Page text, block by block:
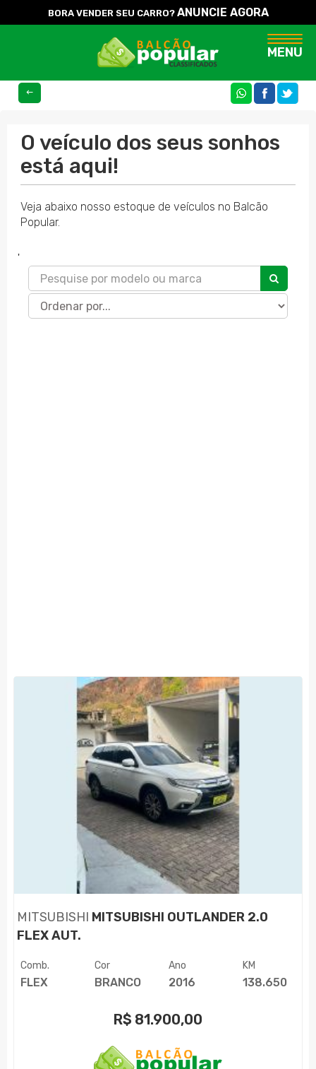
BORA VENDER SEU CARRO? ANUNCIE AGORA
MENU
O veículo dos seus sonhos
está aqui!
Veja abaixo nosso estoque de veículos no Balcão
Popular.
'
MITSUBISHI MITSUBISHI OUTLANDER 2.0
FLEX AUT.
Comb.
FLEX
Cor
BRANCO
Ano
2016
KM
138.650
R$ 81.900,00